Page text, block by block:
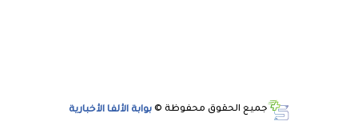
جميع الحقوق محفوظة © بوابة الألفا الأخبارية